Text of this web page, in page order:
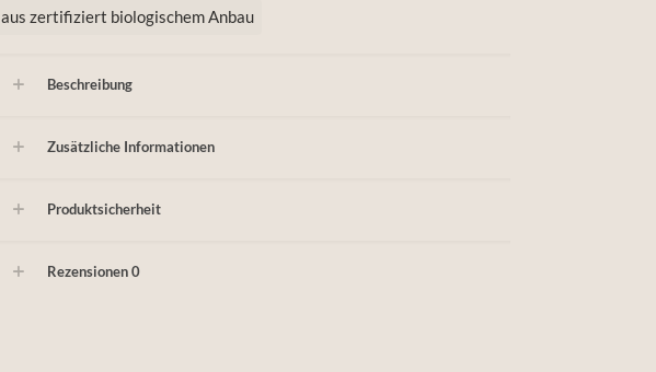
Menge
aus zertifiziert biologischem Anbau
Beschreibung
Zusätzliche Informationen
Produktsicherheit
Rezensionen0